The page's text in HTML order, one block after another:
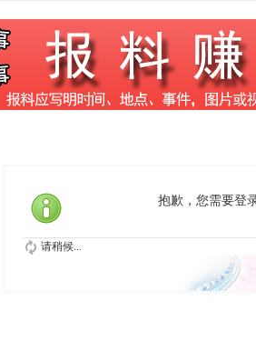
抱歉，您需要登
请稍候...